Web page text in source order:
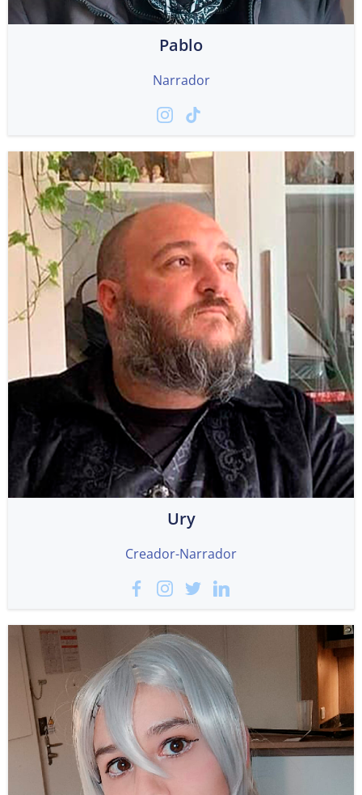
Pablo
Narrador
Ury
Creador-Narrador